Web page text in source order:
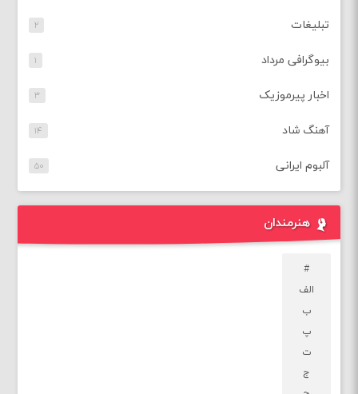
تبلیغات ۲
بیوگرافی مرداد ۱
اخبار پیرموزیک ۳
آهنگ شاد ۱۴
آلبوم ایرانی ۵۰
هنرمندان
#
الف
ب
پ
ت
ج